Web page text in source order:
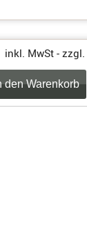
inkl. MwSt - zzgl.